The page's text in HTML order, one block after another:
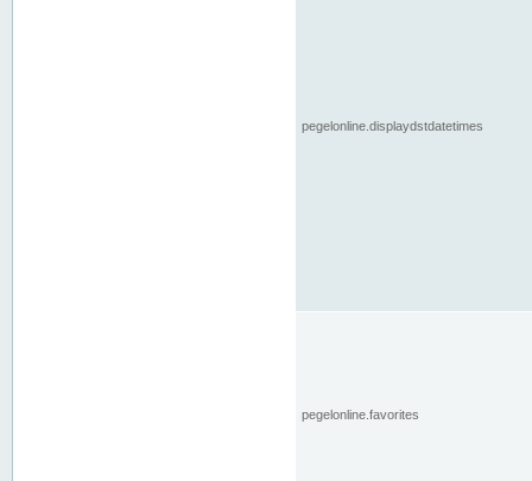
pegelonline.displaydstdatetimes
pegelonline.favorites